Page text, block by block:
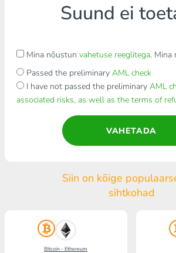
Suund ei
Mina nõustun vahetuse reeglitega. Mina
Passed the preliminary AML check
I have not passed the preliminary AML
associated risks, as well as the terms of
VAHETADA
Siin on kõige
sihtkohad
Bitcoin - Ethereum